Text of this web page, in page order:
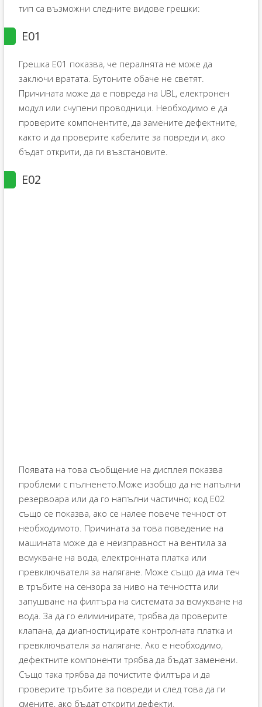
тип са възможни следните видове грешки:
E01
Грешка E01 показва, че пералнята не може да
заключи вратата. Бутоните обаче не светят.
Причината може да е повреда на UBL, електронен
модул или счупени проводници. Необходимо е да
проверите компонентите, да замените дефектните,
както и да проверите кабелите за повреди и, ако
бъдат открити, да ги възстановите.
E02
Появата на това съобщение на дисплея показва
проблеми с пълненето.Може изобщо да не напълни
резервоара или да го напълни частично; код E02
също се показва, ако се налее повече течност от
необходимото. Причината за това поведение на
машината може да е неизправност на вентила за
всмукване на вода, електронната платка или
превключвателя за налягане. Може също да има теч
в тръбите на сензора за ниво на течността или
запушване на филтъра на системата за всмукване на
вода. За да го елиминирате, трябва да проверите
клапана, да диагностицирате контролната платка и
превключвателя за налягане. Ако е необходимо,
дефектните компоненти трябва да бъдат заменени.
Също така трябва да почистите филтъра и да
проверите тръбите за повреди и след това да ги
смените, ако бъдат открити дефекти.